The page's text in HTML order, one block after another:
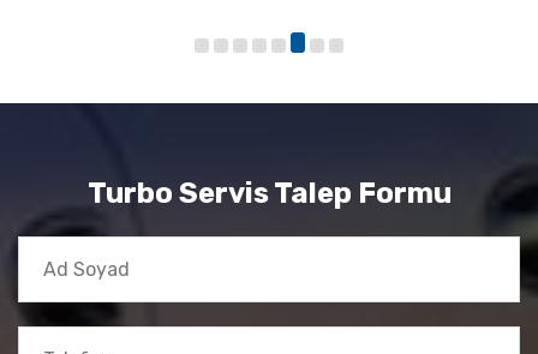
Turbo Servis Talep Formu